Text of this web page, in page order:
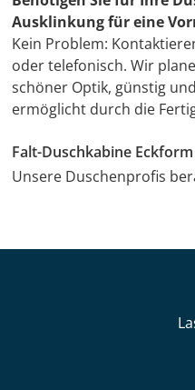
Ausklinkung für eine
Kein Problem:
oder telefonisch. Wir
schöner Optik, günstig
ermöglicht durch die
Falt-Duschkabine
Unsere Duschenprofis